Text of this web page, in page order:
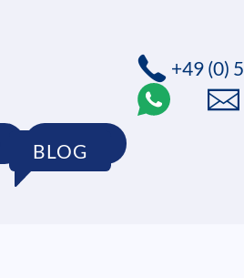
SHOP
BLOG
+49 (0)